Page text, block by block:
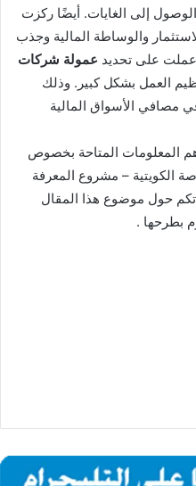
إلى الغايات. أيضًا ركزت
والوساطة المالية وجذب
عملت على تحديد عمولة شركات
العمل بشكل كبير. وذلك
مصافي الأسواق المالية
المعلومات المتاحة بخصوص
الكويتية – مشروع المعرفة
حول موضوع هذا المقال
بطرحها .